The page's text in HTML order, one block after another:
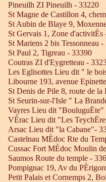
Pineuilh ZI Pineuilh - 33220
St Magne de Castillon 4,
St Aubin de Blaye 9,
St Gervais 1, Zone d'activitÈs
St Mariens 2 bis Tessonneau -
St Paul 2, Tigreau - 33390
Coutras ZI d'Eygretteau -
Les Eglisottes Lieu dit " le
Libourne 193, avenue Epinette
St Denis de Pile 8, route de
St Seurin-sur-l'Isle " La
Vayres Lieu dit "BouluguËte"
VÈrac Lieu dit "Les
Arsac Lieu dit "la Cabane"-
Castelnau MÈdoc Rte du
Cussac Fort MÈdoc Moulin
Saumos Route du temple -
Pompignac 19, Av du
Petit Palais et Cornemps 2,